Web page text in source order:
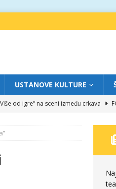
USTANOVE KULTURE
od igre” na sceni između crkava
novo poglavlje likovnog programa
srijedu, 5. avgust
petak, 7. avgust